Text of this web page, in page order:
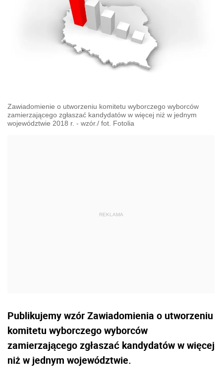
Zawiadomienie o utworzeniu komitetu wyborczego wyborców
zamierzającego zgłaszać kandydatów w więcej niż w jednym
województwie 2018 r. - wzór./ fot. Fotolia
Publikujemy wzór Zawiadomienia o utworzeniu
komitetu wyborczego wyborców
zamierzającego zgłaszać kandydatów w więcej
niż w jednym województwie.